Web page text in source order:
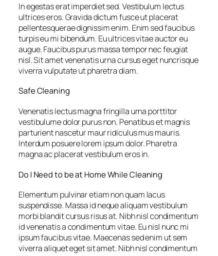
In egestas erat imperdiet sed. Vestibulum lectus
ultrices eros. Gravida dictum fusce ut placerat
pellentesquerae dignissim enim. Enim sed faucibus
turpis eu mi bibendum. Eu ultrices vitae auctor eu
augue. Faucibus purus massa tempor nec feugiat
nisl. Sit amet venenatis urna cursus eget nuncrisque
viverra vulputate ut pharetra diam.
Safe Cleaning
Venenatis lectus magna fringilla urna porttitor
vestibulume dolor purus non. Penatibus et magnis
parturient nascetur maur ridiculus mus mauris.
Interdum posuere lorem ipsum dolor. Pharetra
magna ac placerat vestibulum eros in.
Do I Need to be at Home While Cleaning
Elementum pulvinar etiam non quam lacus
suspendisse. Massa id neque aliquam vestibulum
morbi blandit cursus risus at. Nibh nisl condimentum
id venenatis a condimentum vitae. Eu nisl nunc mi
ipsum faucibus vitae. Maecenas sed enim ut sem
viverra aliquet eget sit amet. Nibh nisl condimentum